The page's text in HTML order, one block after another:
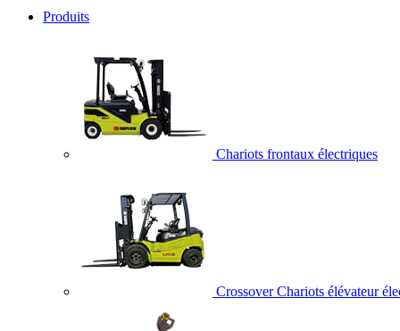
Produits
Chariots frontaux électriques
Crossover Chariots élévateur